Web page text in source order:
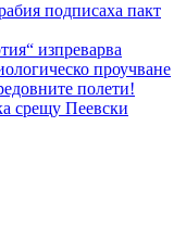
подписаха пакт
изпреварва
проучване
полети!
срещу Пеевски